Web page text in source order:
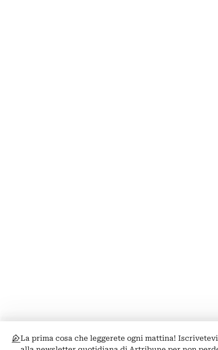
La prima cosa che leggerete ogni mattina! Iscrivetevi